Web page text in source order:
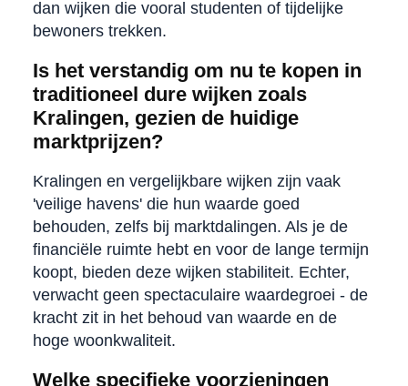
dan wijken die vooral studenten of tijdelijke
bewoners trekken.
Is het verstandig om nu te kopen in
traditioneel dure wijken zoals
Kralingen, gezien de huidige
marktprijzen?
Kralingen en vergelijkbare wijken zijn vaak
'veilige havens' die hun waarde goed
behouden, zelfs bij marktdalingen. Als je de
financiële ruimte hebt en voor de lange termijn
koopt, bieden deze wijken stabiliteit. Echter,
verwacht geen spectaculaire waardegroei - de
kracht zit in het behoud van waarde en de
hoge woonkwaliteit.
Welke specifieke voorzieningen